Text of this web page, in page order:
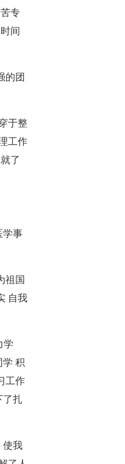
专
间
的团
于整
工作
了
学事
祖国
自我
学
学 积
工作
了扎
使我